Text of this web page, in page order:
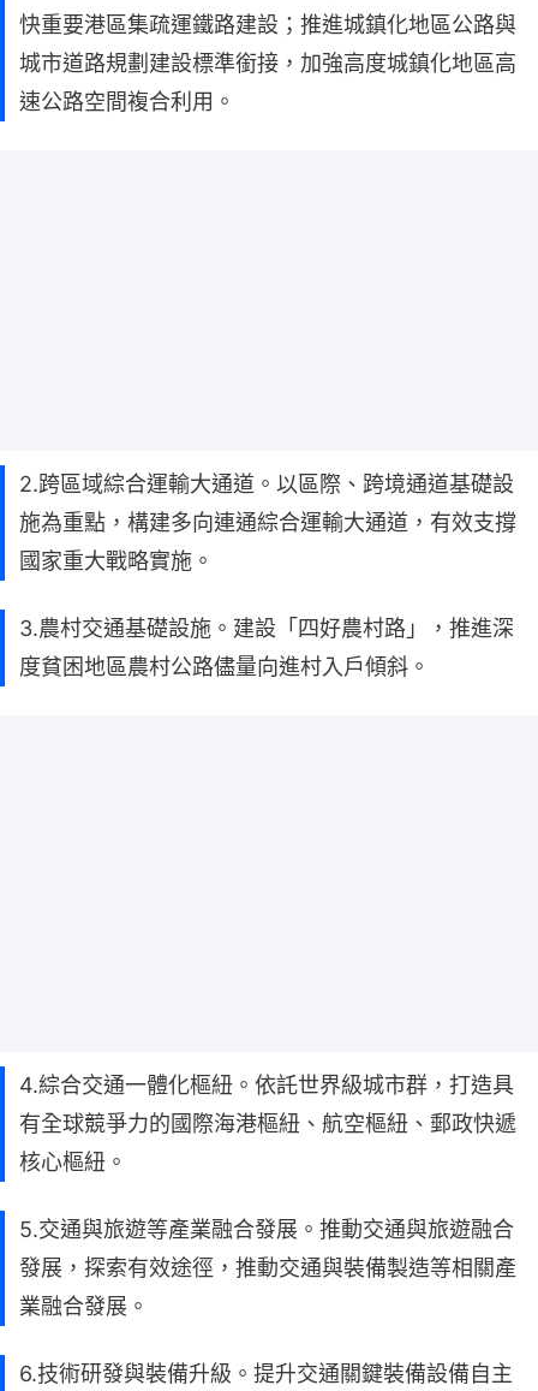
快重要港區集疏運鐵路建設；推進城鎮化地區公路與
城市道路規劃建設標準銜接，加強高度城鎮化地區高
速公路空間複合利用。
2.跨區域綜合運輸大通道。以區際、跨境通道基礎設
施為重點，構建多向連通綜合運輸大通道，有效支撐
國家重大戰略實施。
3.農村交通基礎設施。建設「四好農村路」，推進深
度貧困地區農村公路儘量向進村入戶傾斜。
4.綜合交通一體化樞紐。依託世界級城市群，打造具
有全球競爭力的國際海港樞紐、航空樞紐、郵政快遞
核心樞紐。
5.交通與旅遊等產業融合發展。推動交通與旅遊融合
發展，探索有效途徑，推動交通與裝備製造等相關產
業融合發展。
6.技術研發與裝備升級。提升交通關鍵裝備設備自主